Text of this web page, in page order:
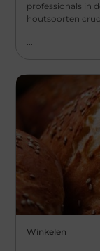
professionals in
houtsoorten
Winkelen